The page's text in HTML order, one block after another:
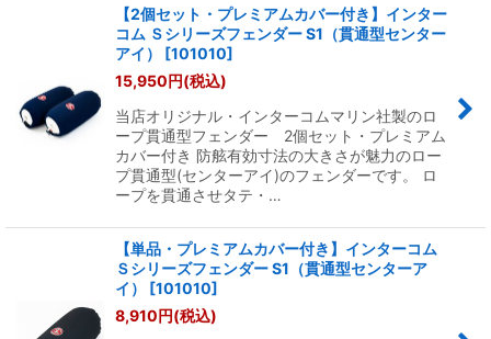
【2個セット・プレミアムカバー付き】インター
コム Ｓシリーズフェンダー S1（貫通型センター
アイ）
[101010]
15,950円(税込)
当店オリジナル・インターコムマリン社製のロ
ープ貫通型フェンダー 2個セット・プレミアム
カバー付き 防舷有効寸法の大きさが魅力のロー
プ貫通型(センターアイ)のフェンダーです。 ロ
ープを貫通させタテ・…
【単品・プレミアムカバー付き】インターコム
Ｓシリーズフェンダー S1（貫通型センターア
イ）
[101010]
8,910円(税込)